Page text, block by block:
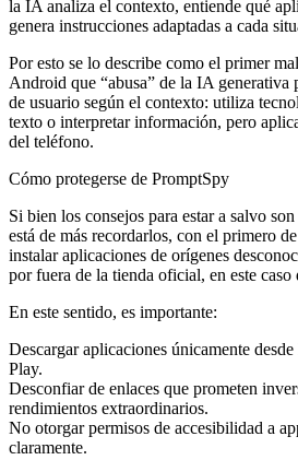
la IA analiza el contexto, entiende qué
genera instrucciones adaptadas a cada
Por esto se lo describe como el primer
Android que “abusa” de la IA generativa
de usuario según el contexto: utiliza
texto o interpretar información, pero
del teléfono.
Cómo protegerse de PromptSpy
Si bien los consejos para estar a salvo
está de más recordarlos, con el primero
instalar aplicaciones de orígenes
por fuera de la tienda oficial, en este caso
En este sentido, es importante:
Descargar aplicaciones únicamente
Play.
Desconfiar de enlaces que prometen
rendimientos extraordinarios.
No otorgar permisos de accesibilidad a
claramente.